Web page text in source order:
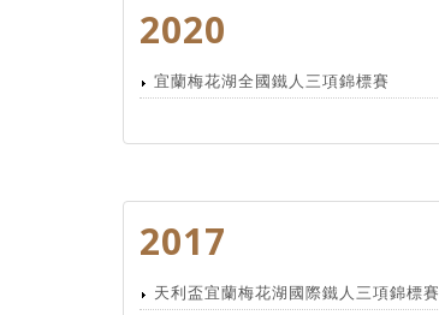
2020
宜蘭梅花湖全國鐵人三項錦標賽
2017
天利盃宜蘭梅花湖國際鐵人三項錦標賽